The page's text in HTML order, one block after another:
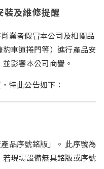
裝及維修提醒
業者假冒本公司及相關品
車道捲門等）進行產品安
影響本公司商譽。
特此公告如下：
品序號銘版」。 此序號為
現場設備無具銘版或序號